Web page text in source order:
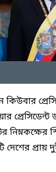
কিউবার
প্রেসিডেন্ট
প্রায়